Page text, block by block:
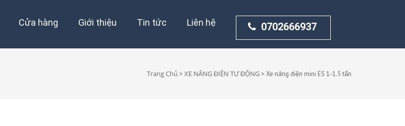
Cửa hàng Giới thiệu Tin tức Liên hệ 0702666937
Trang Chủ > XE NÂNG ĐIỆN TỰ ĐỘNG > Xe nâng điện mini ES 1-1.5 tấn